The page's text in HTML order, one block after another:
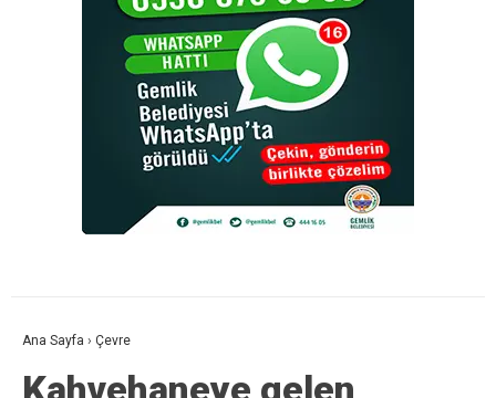
Ana Sayfa › Çevre
Kahvehaneye gelen